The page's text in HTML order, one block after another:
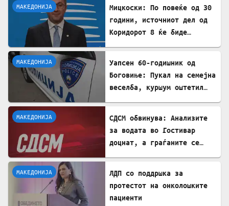
МАКЕДОНИЈА
Мицкоски: По повеќе од 30
години, источниот дел од
Коридорот 8 ќе биде
МАКЕДОНИЈА
Уапсен 60-годишник од
Боговиње: Пукал на семејна
веселба, куршум оштетил
МАКЕДОНИЈА
СДСМ обвинува: Анализите
за водата во Гостивар
доцнат, а граѓаните се
МАКЕДОНИЈА
ЛДП со поддршка за
протестот на онколошките
пациенти